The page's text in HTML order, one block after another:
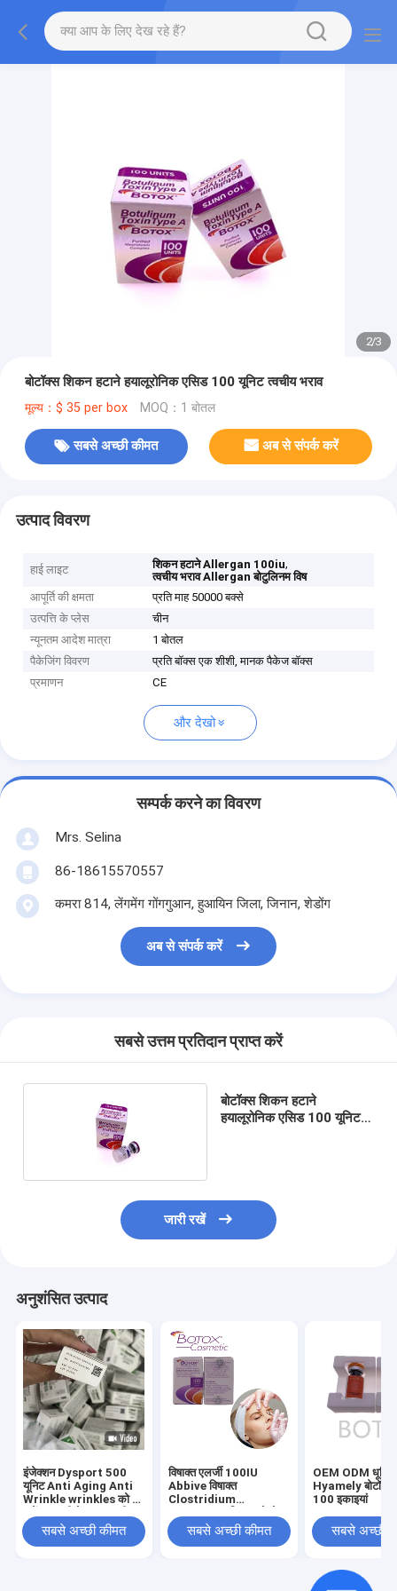
2/3
बोटॉक्स शिकन हटाने हयालूरोनिक एसिड 100 यूनिट त्वचीय भराव
मूल्य：$ 35 per box MOQ：1 बोतल
सबसे अच्छी कीमत अब से संपर्क करें
उत्पाद विवरण
हाई लाइट शिकन हटाने Allergan 100iu,
त्वचीय भराव Allergan बोटुलिनम विष
आपूर्ति की क्षमता
प्रति माह 50000 बक्से
उत्पत्ति के प्लेस
चीन
न्यूनतम आदेश मात्रा
1 बोतल
पैकेजिंग विवरण
प्रति बॉक्स एक शीशी, मानक पैकेज बॉक्स
प्रमाणन
CE
और देखो
सम्पर्क करने का विवरण
Mrs. Selina
86-18615570557
कमरा 814, लेंगमेंग गोंगगुआन, हुआयिन जिला, जिनान, शेडोंग
अब से संपर्क करें
सबसे उत्तम प्रतिदान प्राप्त करें
बोटॉक्स शिकन हटाने
हयालूरोनिक एसिड 100 यूनिट
जारी रखें
अनुशंसित उत्पाद
इंजेक्शन Dysport 500
यूनिट Anti Aging Anti
Wrinkle wrinkles को दूर
सूखा पाउडर
सबसे अच्छी कीमत
विषाक्त एलर्जी 100IU
Abbive विषाक्त
Clostridium
की रेखाओं को हटाने के लिए
सबसे अच्छी कीमत
OEM ODM धूमिल
Hyamely
100 इकाइयां
सबसे अच्छी